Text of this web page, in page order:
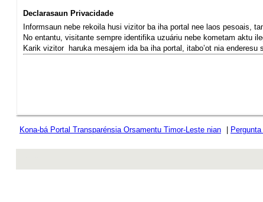
Declarasaun Privacidade
Informsaun nebe rekoila husi vizitor ba iha portal nee laos pesoais,
No entantu, visitante sempre identifika uzuáriu nebe kometam aktu
Karik vizitor haruka mesajem ida ba iha portal, itabo’ot nia
Kona-bá Portal Transparénsia Orsamentu Timor-Leste nian